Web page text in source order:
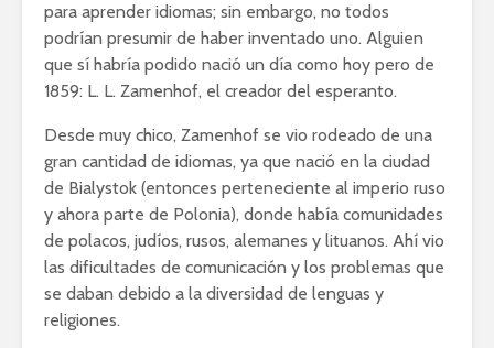
para aprender idiomas; sin embargo, no todos
podrían presumir de haber inventado uno. Alguien
que sí habría podido nació un día como hoy pero de
1859: L. L. Zamenhof, el creador del esperanto.
Desde muy chico, Zamenhof se vio rodeado de una
gran cantidad de idiomas, ya que nació en la ciudad
de Bialystok (entonces perteneciente al imperio ruso
y ahora parte de Polonia), donde había comunidades
de polacos, judíos, rusos, alemanes y lituanos. Ahí vio
las dificultades de comunicación y los problemas que
se daban debido a la diversidad de lenguas y
religiones.